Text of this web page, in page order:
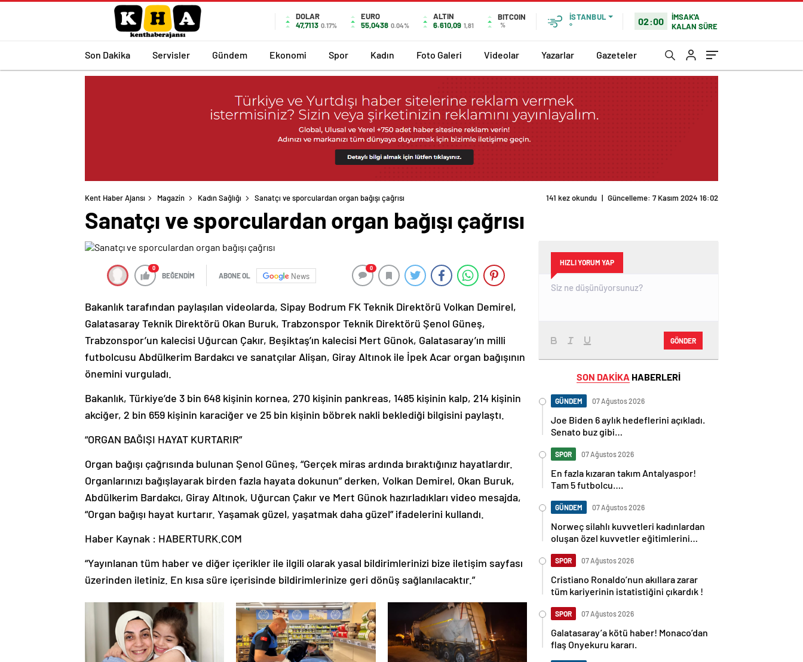
DOLAR
47,7113 0.17%
EURO
55,0438 0.04%
ALTIN
6.610,09 1,81
BITCOIN
%
İSTANBUL
°
02:00
İMSAK'A
KALAN SÜRE
Son Dakika Servisler Gündem Ekonomi Spor Kadın Foto Galeri Videolar Yazarlar Gazeteler
Kent Haber Ajansı Magazin Kadın Sağlığı Sanatçı ve sporculardan organ bağışı çağrısı 141 kez okundu | Güncelleme: 7 Kasım 2024 16:02
Sanatçı ve sporculardan organ bağışı çağrısı
0
BEĞENDİM ABONE OL News
0
Bakanlık tarafından paylaşılan videolarda, Sipay Bodrum FK Teknik Direktörü Volkan Demirel,
Galatasaray Teknik Direktörü Okan Buruk, Trabzonspor Teknik Direktörü Şenol Güneş,
Trabzonspor’un kalecisi Uğurcan Çakır, Beşiktaş’ın kalecisi Mert Günok, Galatasaray’ın milli
futbolcusu Abdülkerim Bardakcı ve sanatçılar Alişan, Giray Altınok ile İpek Acar organ bağışının
önemini vurguladı.
Bakanlık, Türkiye’de 3 bin 648 kişinin kornea, 270 kişinin pankreas, 1485 kişinin kalp, 214 kişinin
akciğer, 2 bin 659 kişinin karaciğer ve 25 bin kişinin böbrek nakli beklediği bilgisini paylaştı.
“ORGAN BAĞIŞI HAYAT KURTARIR”
Organ bağışı çağrısında bulunan Şenol Güneş, “Gerçek miras ardında bıraktığınız hayatlardır.
Organlarınızı bağışlayarak birden fazla hayata dokunun” derken, Volkan Demirel, Okan Buruk,
Abdülkerim Bardakcı, Giray Altınok, Uğurcan Çakır ve Mert Günok hazırladıkları video mesajda,
“Organ bağışı hayat kurtarır. Yaşamak güzel, yaşatmak daha güzel” ifadelerini kullandı.
Haber Kaynak : HABERTURK.COM
“Yayınlanan tüm haber ve diğer içerikler ile ilgili olarak yasal bildirimlerinizi bize iletişim sayfası
üzerinden iletiniz. En kısa süre içerisinde bildirimlerinize geri dönüş sağlanılacaktır.”
HIZLI YORUM YAP
GÖNDER
SON DAKİKA HABERLERİ
GÜNDEM 07 Ağustos 2026
Joe Biden 6 aylık hedeflerini açıkladı.
Senato buz gibi…
SPOR 07 Ağustos 2026
En fazla kızaran takım Antalyaspor!
Tam 5 futbolcu….
GÜNDEM 07 Ağustos 2026
Norweç silahlı kuvvetleri kadınlardan
oluşan özel kuvvetler eğitimlerini
SPOR 07 Ağustos 2026
Cristiano Ronaldo’nun akıllara zarar
tüm kariyerinin istatistiğini çıkardık !
SPOR 07 Ağustos 2026
Galatasaray’a kötü haber! Monaco’dan
flaş Onyekuru kararı.